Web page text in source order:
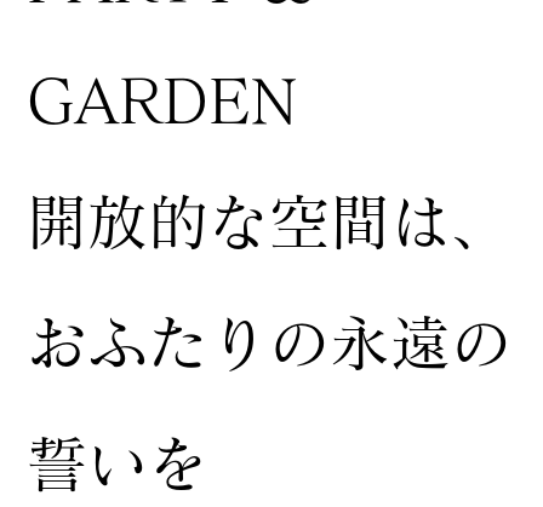
GARDEN
開放的な空間は、
おふたりの永遠の
誓いを